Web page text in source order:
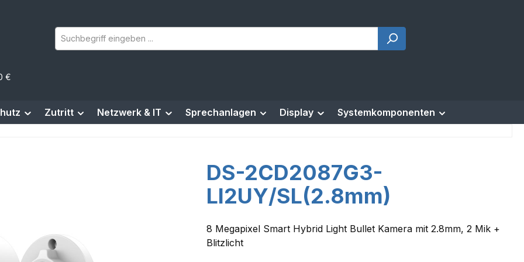
€
Zutritt Netzwerk & IT Sprechanlagen Display Systemkomponenten
DS-2CD2087G3-
LI2UY/SL(2.8mm)
8 Megapixel Smart Hybrid Light Bullet Kamera mit 2.8mm, 2 Mik +
Blitzlicht